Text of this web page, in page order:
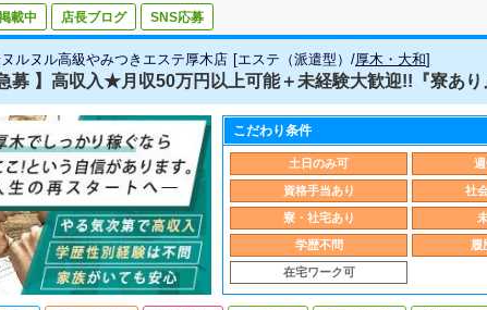
載中 店長ブログ SNS応募
ルヌル高級やみつきエステ厚木店 [エステ（派遣型） /厚木・大和]
急募 】高収入★月収50万円以上可能＋未経験大歓迎!!『寮あ
こだわり条件
土日のみ可
資格手当あり 社
寮・社宅あり
学歴不問 履
在宅ワーク可